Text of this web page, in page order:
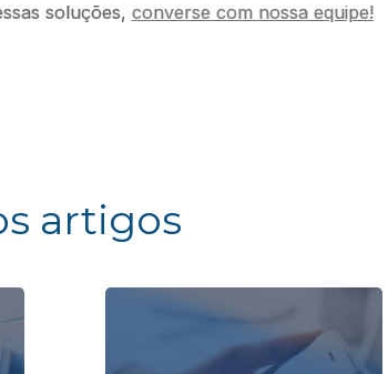
soluções, converse com nossa equipe!
artigos